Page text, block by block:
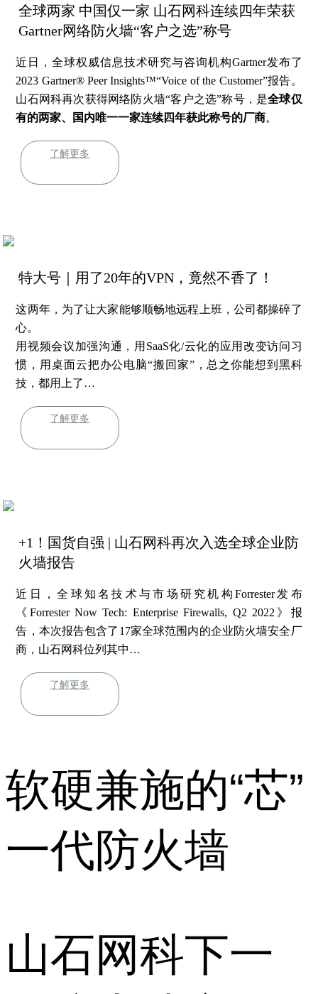
全球两家 中国仅一家 山石网科连续四年荣获
Gartner网络防火墙“客户之选”称号
近日，全球权威信息技术研究与咨询机构Gartner发布了
2023 Gartner® Peer Insights™“Voice of the Customer”报告。
山石网科再次获得网络防火墙“客户之选”称号，是全球仅
有的两家、国内唯一一家连续四年获此称号的厂商。
了解更多
特大号｜用了20年的VPN，竟然不香了！
这两年，为了让大家能够顺畅地远程上班，公司都操碎了
心。
用视频会议加强沟通，用SaaS化/云化的应用改变访问习
惯，用桌面云把办公电脑“搬回家”，总之你能想到黑科
技，都用上了…
了解更多
+1！国货自强 | 山石网科再次入选全球企业防
火墙报告
近日，全球知名技术与市场研究机构Forrester发布
《Forrester Now Tech: Enterprise Firewalls, Q2 2022》报
告，本次报告包含了17家全球范围内的企业防火墙安全厂
商，山石网科位列其中…
了解更多
软硬兼施的“芯”
一代防火墙
山石网科下一